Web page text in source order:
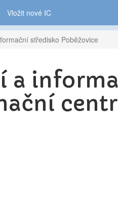
Vložit nové IC
středisko Poběžovice
a